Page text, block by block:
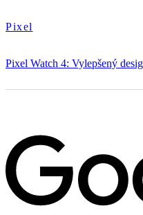
Pixel
Pixel Watch 4: Vylepšený